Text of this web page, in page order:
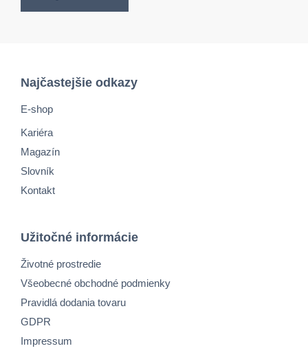
Najčastejšie odkazy
E-shop
Kariéra
Magazín
Slovník
Kontakt
Užitočné informácie
Životné prostredie
Všeobecné obchodné podmienky
Pravidlá dodania tovaru
GDPR
Impressum